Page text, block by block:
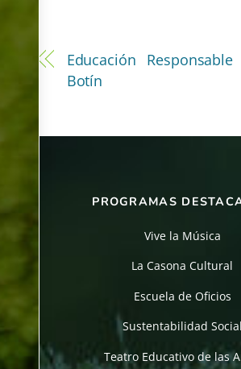
Educación
Botín
PROGRAMAS
Vive la Música
La Casona Cultural
Escuela de Oficios
Sustentabilidad Social
Teatro Educativo de las